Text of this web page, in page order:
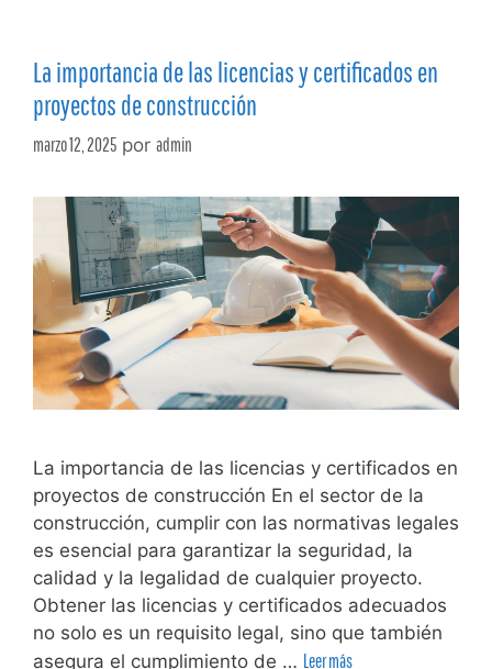
La importancia de las licencias y certificados en
proyectos de construcción
marzo 12, 2025 por admin
La importancia de las licencias y certificados en
proyectos de construcción En el sector de la
construcción, cumplir con las normativas legales
es esencial para garantizar la seguridad, la
calidad y la legalidad de cualquier proyecto.
Obtener las licencias y certificados adecuados
no solo es un requisito legal, sino que también
asegura el cumplimiento de … Leer más